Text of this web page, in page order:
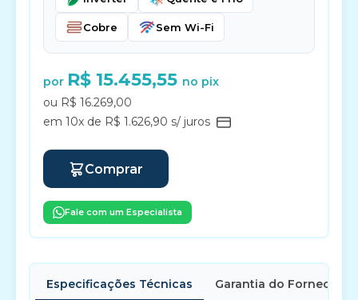
Cobre Sem Wi-Fi
por R$ 15.455,55 no pix
ou R$ 16.269,00
em 10x de R$ 1.626,90 s/ juros
Comprar
Fale com um Especialista
Especificações Técnicas Garantia do Fornecedor